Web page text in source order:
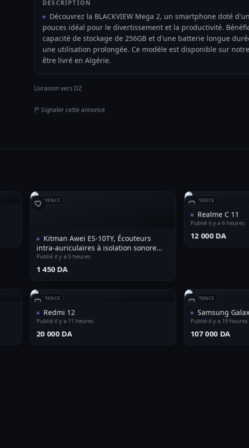
DESCRIPTION
Découvrez la BLACKVIEW Mega 2, un smartphone doté
pouces idéal pour le divertissement et la productivité.
capacité de stockage de 256GB et d'une batterie longue
une utilisation prolongée. Ce modèle est disponible sur
être livré en Algérie.
Livraison vers DZ
Signaler cette annonce
RÉFÉRENCE
Kitman Awei ES-10TY, Écouteurs
intra-auriculaires à isolation sonore
Super Bass 3,5 mm (Noir)
Publié il y a 5 heures
⁦1 450 DA⁩
RÉFÉRENCE
Realme C 11
Publié il y a 6 heures
⁦12 000 DA⁩
RÉFÉRENCE
Redmi 12
Publié il y a 11 heures
⁦20 000 DA⁩
RÉFÉRENCE
Samsung
Publié il y a 19 heures
⁦107 000 DA⁩